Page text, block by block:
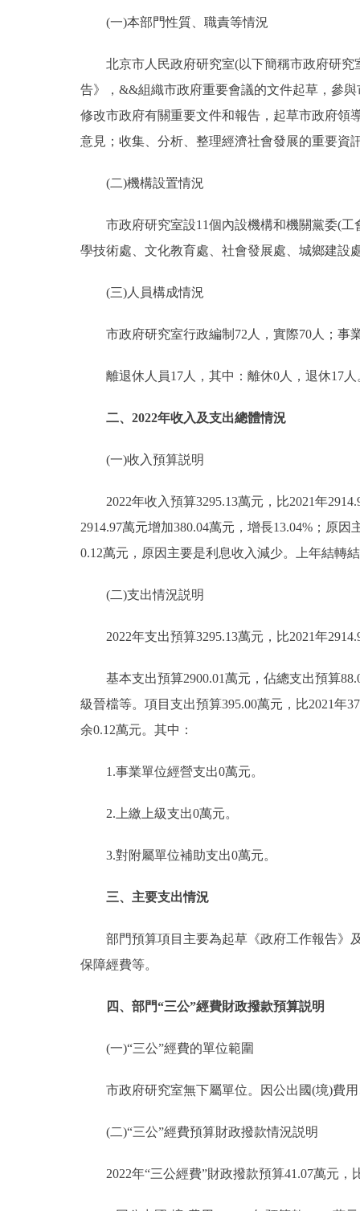
(一)本部門性質、職責等情況
北京市人民政府研究室(以下簡稱市政府研究
告》，&&組織市政府重要會議的文件起草，參
修改市政府有關重要文件和報告，起草市政府領
意見；收集、分析、整理經濟社會發展的重要資
(二)機構設置情況
市政府研究室設11個內設機構和機關黨委(工
學技術處、文化教育處、社會發展處、城鄉建設
(三)人員構成情況
市政府研究室行政編制72人，實際70人；事
離退休人員17人，其中：離休0人，退休17人
二、2022年收入及支出總體情況
(一)收入預算説明
2022年收入預算3295.13萬元，比2021年
2914.97萬元增加380.04萬元，增長13.04%；原
0.12萬元，原因主要是利息收入減少。上年結轉
(二)支出情況説明
2022年支出預算3295.13萬元，比2021年
基本支出預算2900.01萬元，佔總支出預算
級晉檔等。項目支出預算395.00萬元，比2021年
余0.12萬元。其中：
1.事業單位經營支出0萬元。
2.上繳上級支出0萬元。
3.對附屬單位補助支出0萬元。
三、主要支出情況
部門預算項目主要為起草《政府工作報告》及
保障經費等。
四、部門“三公”經費財政撥款預算説明
(一)“三公”經費的單位範圍
市政府研究室無下屬單位。因公出國(境)費用
(二)“三公”經費預算財政撥款情況説明
2022年“三公經費”財政撥款預算41.07萬元，